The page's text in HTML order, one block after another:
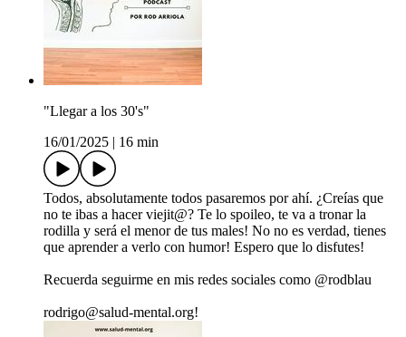
"Llegar a los 30's"
16/01/2025
16 min
Todos, absolutamente todos pasaremos por ahí. ¿Creías que
no te ibas a hacer viejit@? Te lo spoileo, te va a tronar la
rodilla y será el menor de tus males! No no es verdad, tienes
que aprender a verlo con humor! Espero que lo disfutes!
Recuerda seguirme en mis redes sociales como @rodblau
rodrigo@salud-mental.org!